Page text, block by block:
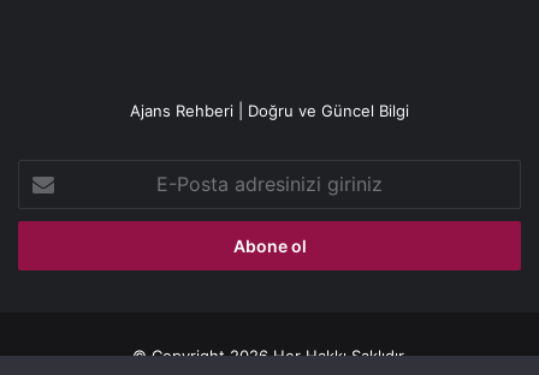
Ajans Rehberi | Doğru ve Güncel Bilgi
Posta
adresinizi
© Copyright 2026 Her Hakkı Saklıdır.